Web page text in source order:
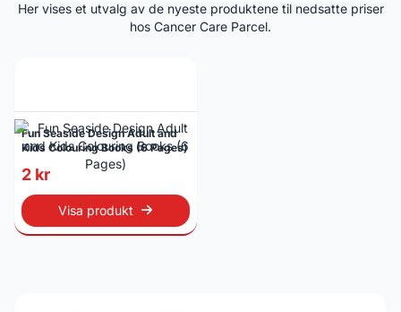
Her vises et utvalg av de nyeste produktene til nedsatte priser
hos Cancer Care Parcel.
Fun Seaside Design Adult and
Kids Colouring Books (6 Pages)
2 kr
Visa produkt